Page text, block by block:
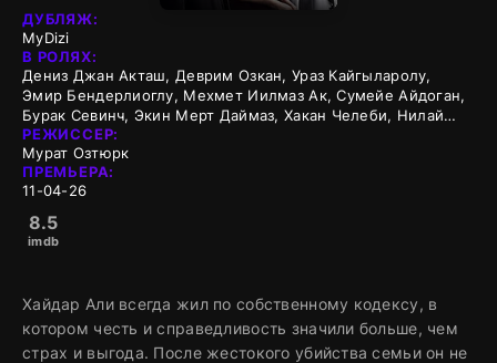
ДУБЛЯЖ:
MyDizi
В РОЛЯХ:
Дениз Джан Акташ, Деврим Озкан, Ураз Кайгыларолу,
Эмир Бендерлиоглу, Мехмет Иилмаз Ак, Сумейе Айдоган,
Бурак Севинч, Экин Мерт Даймаз, Хакан Челеби, Нилай
Эрдонмез
РЕЖИССЕР:
Мурат Озтюрк
ПРЕМЬЕРА:
11-04-26
8.5
imdb
Хайдар Али всегда жил по собственному кодексу, в
котором честь и справедливость значили больше, чем
страх и выгода. После жестокого убийства семьи он не